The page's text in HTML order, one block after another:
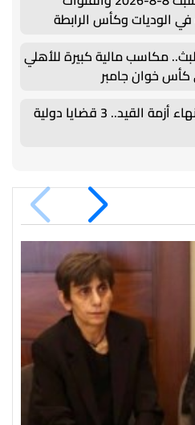
الوديات وكأس الرابطة
مكاسب مالية كبيرة للأهلي
خوان جامبر
الإسماعيلي يقترب من إنهاء أزمة القيد.. 3 قضايا دولية